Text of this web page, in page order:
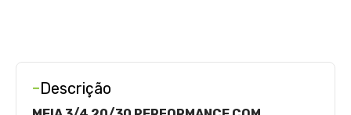
-Descrição